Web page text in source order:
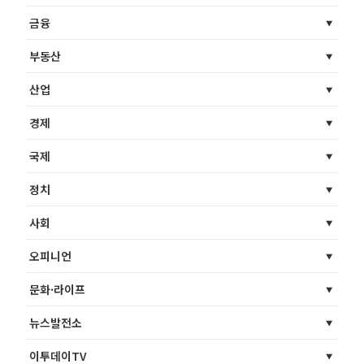
금융
부동산
산업
경제
국제
정치
사회
오피니언
문화·라이프
뉴스발전소
이투데이TV